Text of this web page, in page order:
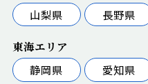
山梨県
長野県
東海エリア
静岡県
愛知県